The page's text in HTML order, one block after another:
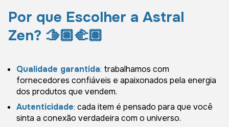
Por que Escolher a Astral
Zen? 🫱🏼‍🫲🏽
Qualidade garantida: trabalhamos com
fornecedores confiáveis e apaixonados pela energia
dos produtos que vendem.
Autenticidade: cada item é pensado para que você
sinta a conexão verdadeira com o universo.